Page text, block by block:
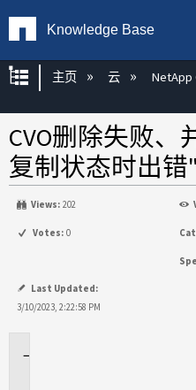
Knowledge Base
扩展/隐缩全局层次
主页 云 NetApp
CVO删除失败
复制状态时出错"
Views: 202
Votes: 0
Last Updated:
3/10/2023, 2:22:58 PM